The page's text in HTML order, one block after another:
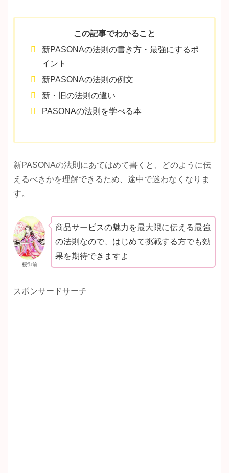
この記事でわかること
新PASONAの法則の書き方・最強にするポ
イント
新PASONAの法則の例文
新・旧の法則の違い
PASONAの法則を学べる本
新PASONAの法則にあてはめて書くと、どのように伝
えるべきかを理解できるため、途中で迷わなくなりま
す。
桜御前
商品サービスの魅力を最大限に伝える最強
の法則なので、はじめて挑戦する方でも効
果を期待できますよ
スポンサードサーチ